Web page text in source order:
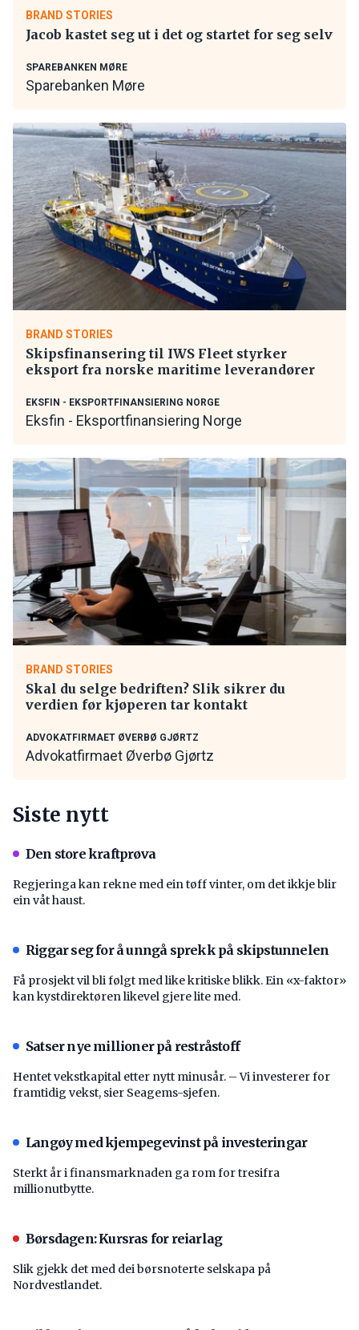
BRAND STORIES
Jacob kastet seg ut i det og startet for seg selv
SPAREBANKEN MØRE
Sparebanken Møre
BRAND STORIES
Skipsfinansering til IWS Fleet styrker
eksport fra norske maritime leverandører
EKSFIN - EKSPORTFINANSIERING NORGE
Eksfin - Eksportfinansiering Norge
BRAND STORIES
Skal du selge bedriften? Slik sikrer du
verdien før kjøperen tar kontakt
ADVOKATFIRMAET ØVERBØ GJØRTZ
Advokatfirmaet Øverbø Gjørtz
Siste nytt
Den store kraftprøva
Regjeringa kan rekne med ein tøff vinter, om det ikkje blir
ein våt haust.
Riggar seg for å unngå sprekk på skipstunnelen
Få prosjekt vil bli følgt med like kritiske blikk. Ein «x-faktor»
kan kystdirektøren likevel gjere lite med.
Satser nye millioner på restråstoff
Hentet vekstkapital etter nytt minusår. – Vi investerer for
framtidig vekst, sier Seagems-sjefen.
Langøy med kjempegevinst på investeringar
Sterkt år i finansmarknaden ga rom for tresifra
millionutbytte.
Børsdagen: Kursras for reiarlag
Slik gjekk det med dei børsnoterte selskapa på
Nordvestlandet.